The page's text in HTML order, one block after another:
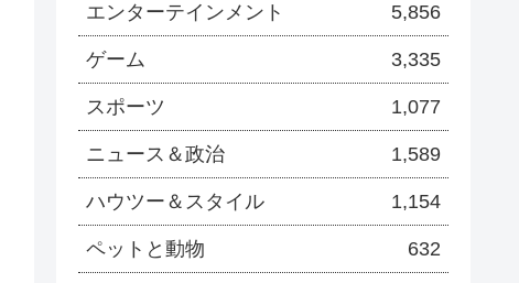
エンターテインメント 5,856
ゲーム 3,335
スポーツ 1,077
ニュース＆政治 1,589
ハウツー＆スタイル 1,154
ペットと動物 632